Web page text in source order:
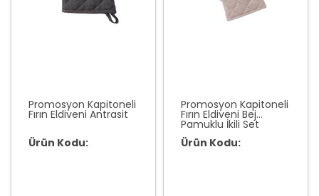
Promosyon Kapitoneli
Fırın Eldiveni Antrasit
Ürün Kodu:
Promosyon Kapitoneli
Fırın Eldiveni Bej
Pamuklu İkili Set
Ürün Kodu: